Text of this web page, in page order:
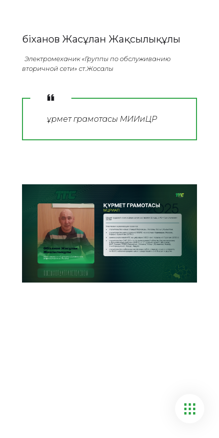
Әбіханов Жасұлан Жақсылықұлы
Электромеханик «Группы по обслуживанию
вторичной сети» ст.Жосалы
Құрмет грамотасы МИИиЦР